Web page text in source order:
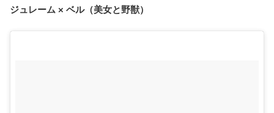
ジュレーム × ベル（美女と野獣）